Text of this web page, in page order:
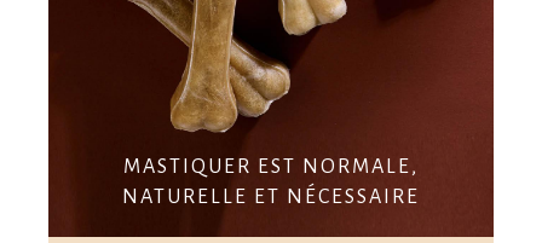
MASTIQUER EST NORMALE,
NATURELLE ET NÉCESSAIRE